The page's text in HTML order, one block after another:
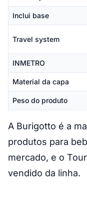
Inclui base
Travel system
INMETRO
Material da capa
Peso do produto
A Burigotto é a
produtos para
mercado, e o
vendido da linha.